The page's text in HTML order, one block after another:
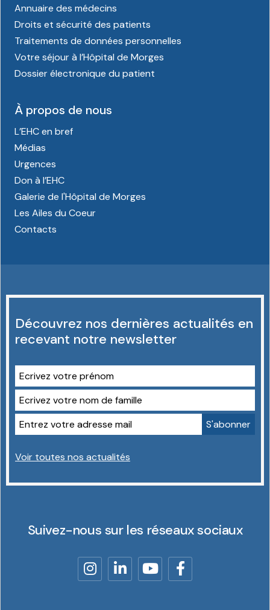
Annuaire des médecins
Droits et sécurité des patients
Traitements de données personnelles
Votre séjour à l’Hôpital de Morges
Dossier électronique du patient
À propos de nous
L’EHC en bref
Médias
Urgences
Don à l’EHC
Galerie de l'Hôpital de Morges
Les Ailes du Coeur
Contacts
Découvrez nos dernières actualités en
recevant notre newsletter
Voir toutes nos actualités
Suivez-nous sur les réseaux sociaux